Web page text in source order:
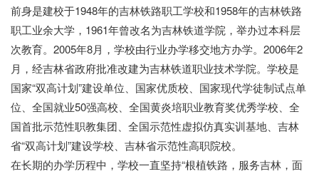
前身是建校于1948年的吉林铁路职工学校和1958年的吉林铁路
职工业余大学，1961年曾改名为吉林铁道学院，举办过本科层
次教育。2005年8月，学校由行业办学移交地方办学。2006年2
月，经吉林省政府批准改建为吉林铁道职业技术学院。学校是
国家“双高计划”建设单位、国家优质校、国家现代学徒制试点单
位、全国就业50强高校、全国黄炎培职业教育奖优秀学校、全
国首批示范性职教集团、全国示范性虚拟仿真实训基地、吉林
省“双高计划”建设学校、吉林省示范性高职院校。
在长期的办学历程中，学校一直坚持“根植铁路，服务吉林，面